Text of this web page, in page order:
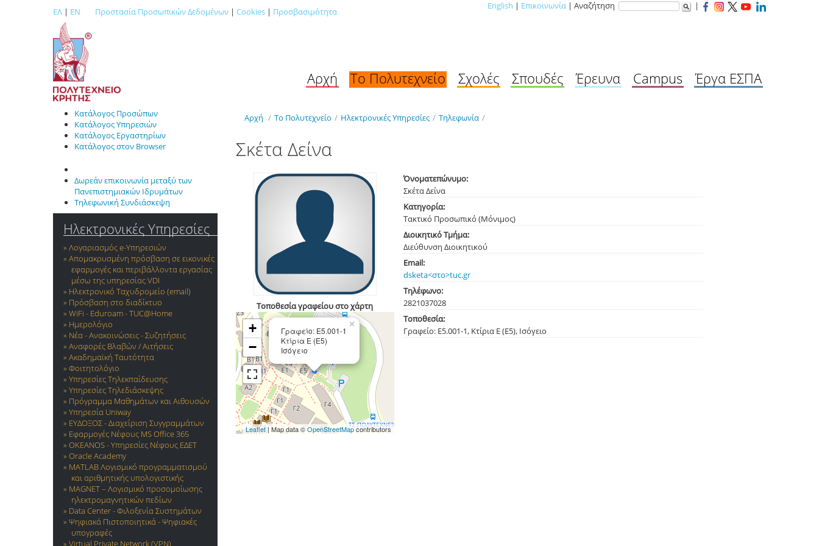
ΕΛ | EN Προστασία Προσωπικών Δεδομένων | Cookies | Προσβασιμότητα
English | Επικοινωνία | Αναζήτηση |
Αρχή Το Πολυτεχνείο Σχολές Σπουδές Έρευνα Campus Έργα ΕΣΠΑ
Κατάλογος Προσώπων
Κατάλογος Υπηρεσιών
Κατάλογος Εργαστηρίων
Κατάλογος στον Browser
Δωρεάν επικοινωνία μεταξύ των
Πανεπιστημιακών Ιδρυμάτων
Τηλεφωνική Συνδιάσκεψη
Ηλεκτρονικές Υπηρεσίες
Λογαριασμός e-Yπηρεσιών
Απομακρυσμένη πρόσβαση σε εικονικές
εφαρμογές και περιβάλλοντα εργασίας
μέσω της υπηρεσίας VDI
Ηλεκτρονικό Ταχυδρομείο (email)
Πρόσβαση στο διαδίκτυο
WiFi - Eduroam - TUC@Home
Ημερολόγιο
Νέα - Ανακοινώσεις - Συζητήσεις
Αναφορές Βλαβών / Αιτήσεις
Ακαδημαϊκή Ταυτότητα
Φοιτητολόγιο
Υπηρεσίες Τηλεκπαίδευσης
Υπηρεσίες Τηλεδιάσκεψης
Πρόγραμμα Μαθημάτων και Αιθουσών
Υπηρεσία Uniway
ΕΥΔΟΞΟΣ - Διαχείριση Συγγραμμάτων
Εφαρμογές Νέφους MS Office 365
OKEANOS - Υπηρεσίες Νέφους ΕΔΕΤ
Oracle Academy
MATLAB Λογισμικό προγραμματισμού
και αριθμητικής υπολογιστικής
MAGNET – Λογισμικό προσομοίωσης
ηλεκτρομαγνητικών πεδίων
Data Center - Φιλοξενία Συστημάτων
Ψηφιακά Πιστοποιητικά - Ψηφιακές
υπογραφές
Virtual Private Network (VPN)
Αρχή / Το Πολυτεχνείο / Ηλεκτρονικές Υπηρεσίες / Τηλεφωνία /
Σκέτα Δείνα
Τοποθεσία γραφείου στο χάρτη
Γραφείο: Ε5.001-1
Κτίρια Ε (Ε5)
Ισόγειο
×
+
−
Leaflet| Map data ©OpenStreetMapcontributors
Όνοματεπώνυμο:
Σκέτα Δείνα
Κατηγορία:
Τακτικό Προσωπικό (Μόνιμος)
Διοικητικό Τμήμα:
Διεύθυνση Διοικητικού
Email:
dsketa<στο>tuc.gr
Τηλέφωνο:
2821037028
Τοποθεσία:
Γραφείο: Ε5.001-1, Κτίρια Ε (Ε5), Ισόγειο